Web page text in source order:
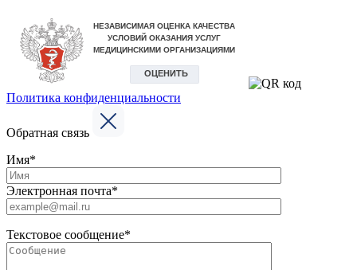
Политика конфиденциальности
Обратная связь
Имя*
Электронная почта*
Текстовое сообщение*